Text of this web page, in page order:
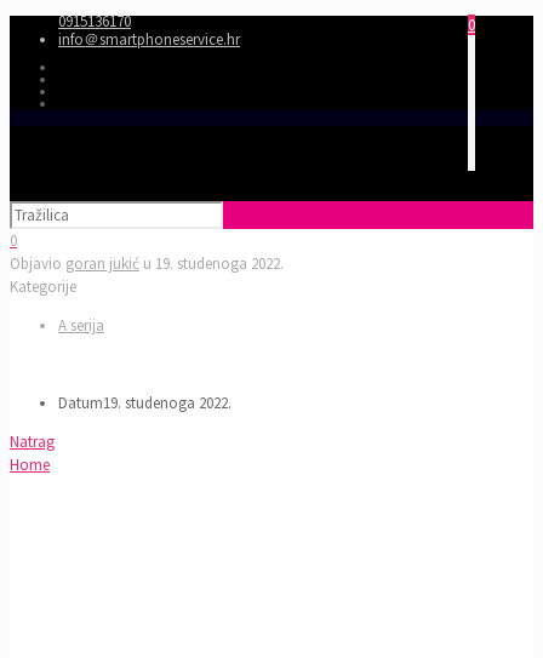
0915136170
info＠smartphoneservice.hr
0
0
Objavio goran jukić u 19. studenoga 2022.
Kategorije
A serija
Datum19. studenoga 2022.
Natrag
Home